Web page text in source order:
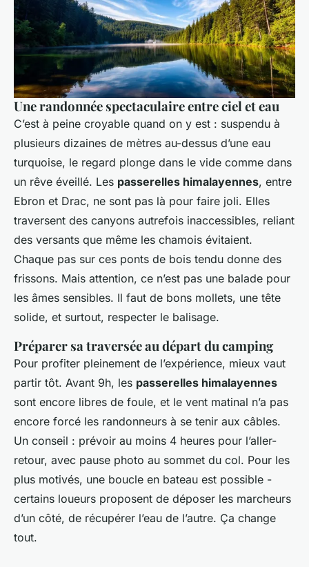
Une randonnée spectaculaire entre ciel et eau
C’est à peine croyable quand on y est : suspendu à
plusieurs dizaines de mètres au-dessus d’une eau
turquoise, le regard plonge dans le vide comme dans
un rêve éveillé. Les passerelles himalayennes, entre
Ebron et Drac, ne sont pas là pour faire joli. Elles
traversent des canyons autrefois inaccessibles, reliant
des versants que même les chamois évitaient.
Chaque pas sur ces ponts de bois tendu donne des
frissons. Mais attention, ce n’est pas une balade pour
les âmes sensibles. Il faut de bons mollets, une tête
solide, et surtout, respecter le balisage.
Préparer sa traversée au départ du camping
Pour profiter pleinement de l’expérience, mieux vaut
partir tôt. Avant 9h, les passerelles himalayennes
sont encore libres de foule, et le vent matinal n’a pas
encore forcé les randonneurs à se tenir aux câbles.
Un conseil : prévoir au moins 4 heures pour l’aller-
retour, avec pause photo au sommet du col. Pour les
plus motivés, une boucle en bateau est possible -
certains loueurs proposent de déposer les marcheurs
d’un côté, de récupérer l’eau de l’autre. Ça change
tout.